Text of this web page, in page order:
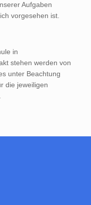
Aufgaben
vorgesehen ist.
in
stehen werden von
unter Beachtung
die jeweiligen